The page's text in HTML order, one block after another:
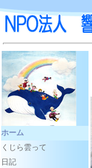
ホーム
くじら雲って
日記